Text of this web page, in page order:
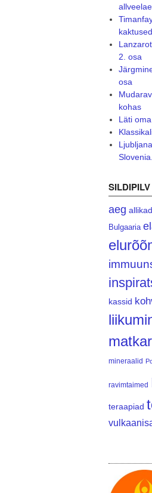
2. osa
osa
kohas
Läti
SILDIPILV
aeg allikad
Bulgaaria
kassid
mineraalid
ravimtaimed
teraapiad